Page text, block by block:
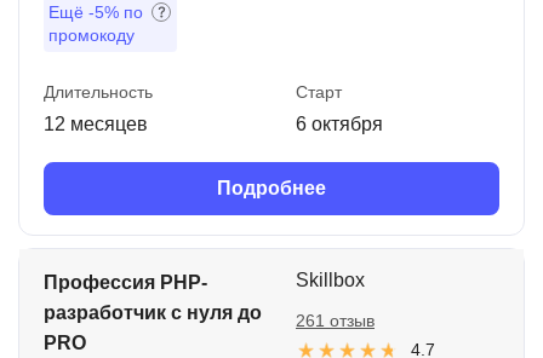
Ещё -5% по
промокоду
Длительность
12 месяцев
Старт
6 октября
Подробнее
Профессия PHP-
разработчик с нуля до
PRO
Skillbox
4.7
261 отзыв